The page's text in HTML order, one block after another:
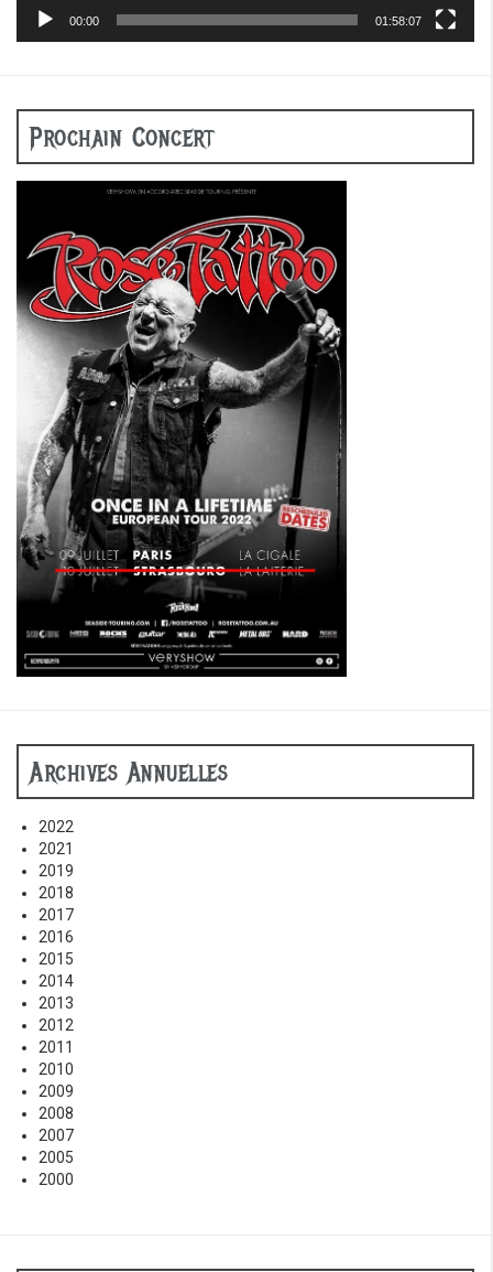
00:00 01:58:07
Prochain Concert
Archives Annuelles
2022
2021
2019
2018
2017
2016
2015
2014
2013
2012
2011
2010
2009
2008
2007
2005
2000